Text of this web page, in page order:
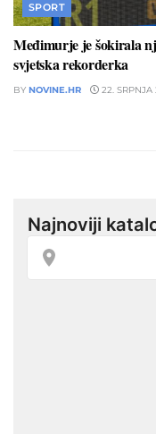
SPORT
Međimurje je šokirala
svjetska rekorderka
BY NOVINE.HR 22. SRPNJA